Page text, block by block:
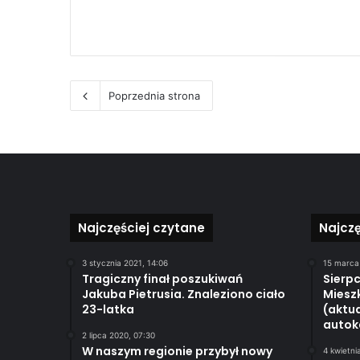
Poprzednia strona
Najczęściej czytane
3 stycznia 2021, 14:06
Tragiczny finał poszukiwań
Jakuba Pietrusia. Znaleziono ciało
23-latka
2 lipca 2020, 07:30
W naszym regionie przybył nowy
15
4